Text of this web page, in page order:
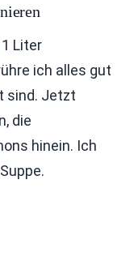
Liter
ich alles gut
sind. Jetzt
die
hinein. Ich